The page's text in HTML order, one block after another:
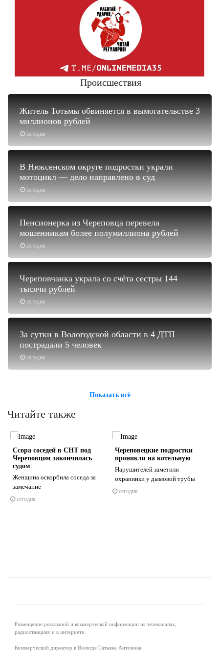
Происшествия
сегодня
Житель Тотьмы обвиняется в вымогательстве 3
миллионов рублей
сегодня
В Нюксенском округе подростки украли
мотоцикл — дело направлено в суд
сегодня
Пенсионерка из Череповца перевела
мошенникам более полумиллиона рублей
сегодня
Череповчанка украла со счёта сестры 144
тысячи рублей
сегодня
За сутки в Вологодской области в 4 ДТП
пострадали 5 человек
Показать всё
Читайте также
Ссора соседей в СНТ под
Череповцом закончилась
судом
Женщина оскорбила соседа за
замечание
сегодня
Череповецкие подростки
проникли на котельную
Нарушителей заметили
охранники у дымовой трубы
сегодня
Размещение рекламной и коммерческой информации на телеканалах,
радиостанциях и в интернете.
Коммерческий директор в Вологде Татьяна Антонова